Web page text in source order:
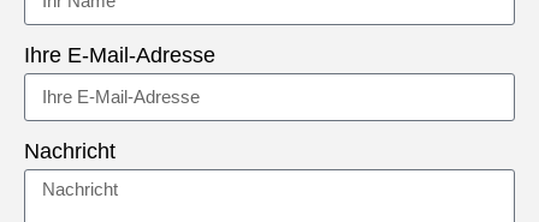
Ihre E-Mail-Adresse
Nachricht